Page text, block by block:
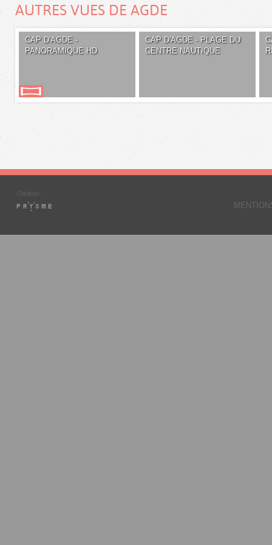
AUTRES VUES DE AGDE
CAP D'AGDE -
PANORAMIQUE HD
CAP D'AGDE - PLAGE DU
CENTRE NAUTIQUE